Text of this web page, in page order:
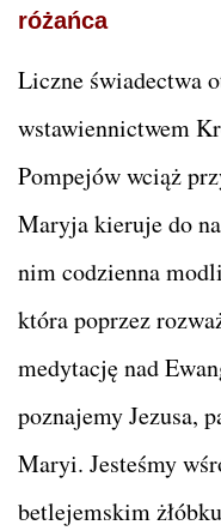
różańca
Liczne świadectwa
wstawiennictwem
Pompejów wciąż
Maryja kieruje do
nim codzienna
która poprzez
medytację nad
poznajemy Jezusa,
Maryi. Jesteśmy
betlejemskim